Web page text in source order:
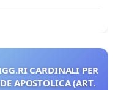
CARDINALI PER
APOSTOLICA (ART.